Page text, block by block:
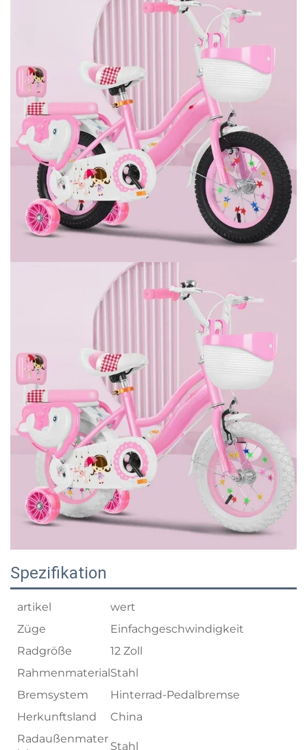
Spezifikation
artikel
wert
Züge
Einfachgeschwindigkeit
Radgröße
12 Zoll
Rahmenmaterial Stahl
Bremsystem
Hinterrad-Pedalbremse
Herkunftsland
China
Radaußenmater
Stahl